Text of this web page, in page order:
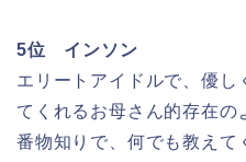
5位 インソン
エリートアイドルで、優し
てくれるお母さん的存在の
番物知りで、何でも教えて